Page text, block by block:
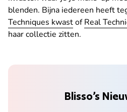
blenden. Bijna iedereen heeft
Techniques kwastofReal
haar collectie zitten.
Blisso’s